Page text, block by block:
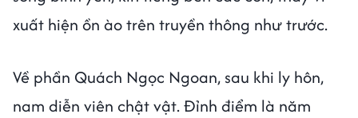
xuất hiện ồn ào trên truyền thông như trước.
Về phần Quách Ngọc Ngoan, sau khi ly hôn,
nam diễn viên chật vật. Đỉnh điểm là năm